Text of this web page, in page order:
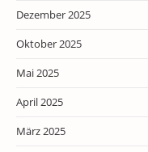
Dezember 2025
Oktober 2025
Mai 2025
April 2025
März 2025